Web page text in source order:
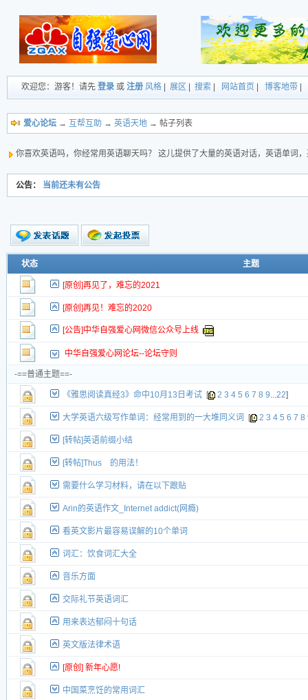
欢迎您：游客！请先 登录 或 注册 风格 展区 搜索 网站首页 博客地带
爱心论坛 → 互帮互助 → 英语天地 → 帖子列表
你喜欢英语吗，你经常用英语聊天吗？ 这儿提供了大量的英语对话，英语单词
公告： 当前还未有公告
新的主题
新小字报
状态 主题
[原创]再见了，难忘的2021
[原创]再见！难忘的2020
[公告]中华自强爱心网微信公众号上线
中华自强爱心网论坛--论坛守则
-==普通主题==-
《雅思阅读真经3》命中10月13日考试 [ 2 3 4 5 6 7 8 9...22]
大学英语六级写作单词：经常用到的一大堆同义词 [ 2 3 4 5 6 7 8
[转帖]英语前缀小结
[转帖]Thus 的用法！
需要什么学习材料，请在以下跟贴
Arin的英语作文_Internet addict(网瘾)
看英文影片最容易误解的10个单词
词汇：饮食词汇大全
音乐方面
交际礼节英语词汇
用来表达郁闷十句话
英文版法律术语
[原创] 新年心愿!
中国菜烹饪的常用词汇